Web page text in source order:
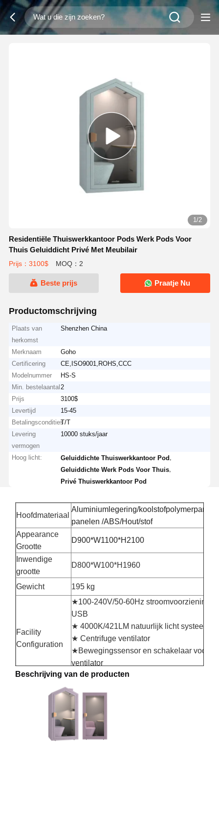
1/2
Residentiële Thuiswerkkantoor Pods Werk Pods Voor
Thuis Geluiddicht Privé Met Meubilair
Prijs：3100$ MOQ：2
Beste prijs Praatje Nu
Productomschrijving
Plaats van
herkomst
Shenzhen China
Merknaam
Goho
Certificering
CE,ISO9001,ROHS,CCC
Modelnummer
HS-S
Min. bestelaantal 2
Prijs
3100$
Levertijd
15-45
BetalingsconditiesT/T
Levering
vermogen
10000 stuks/jaar
Hoog licht: Geluiddichte Thuiswerkkantoor Pod
Geluiddichte Werk Pods Voor Thuis
Privé Thuiswerkkantoor Pod
Hoofdmateriaal
Aluminiumlegering/
panelen /ABS/Hout/stof
Appearance
Grootte
D900*W1100*H2100
Inwendige
grootte
D800*W100*H1960
Gewicht 195 kg
Facility
Configuration
★100-240V/50-60Hz stroomvoorziening &
USB
★ 4000K/421LM natuurlijk licht systeem
★ Centrifuge ventilator
★Bewegingssensor en schakelaar voor
ventilator
★Stil deur slot
Geluidsreductie
STC 25dB (±3dB) en RT0,25s (±0,1s)
Toepassing
Home Office, woonkamer, appartement,
vrijetijdsvoorzieningen, supermarkt,
Beschrijving van de producten